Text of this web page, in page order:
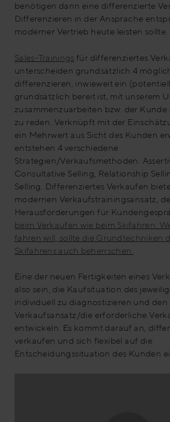
benötigen dann eine differenzierte
Differenzieren in der Ansprache
moderner Vertrieb heute leisten sollte.
Sales-Trainings für differenziertes
unterscheiden grundsätzlich 4
differenzieren, inwieweit ein
grundsätzlich bereit ist, mit unserem
zusammenzuarbeiten bzw. der Kunde
zu reden. Verknüpft mit der
ein Mehrwert aus Sicht des Kunden
entstehen 4 verschiedene
Strategien/Verkaufsmethoden:
Consultative Selling, Relationship
Selling. Differenziertes Verkaufen
modernen Verkaufstrainingsansatz,
Herausforderungen für
beim Verkaufen wie beim Skifahren:
fahren will, sollte die Grundtechniken
Skifahrens auch beherrschen.
Eine der neuen Fertigkeiten eines
also sein, die Kaufsituation des
individuell zu diagnostizieren und
Verkaufsansatz/die erforderliche
entwickeln. Es kommt darauf an,
verkaufen und sich flexibel auf die
Entscheidungssituation des Kunden